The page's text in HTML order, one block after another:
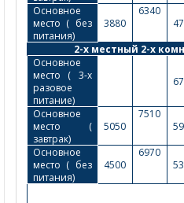
Основное
место ( без
питания)
3880
6340
2-х местный 2-х
Основное
место ( 3-х
разовое
питание)
Основное
место (
завтрак)
5050
7510
Основное
место ( без
питания)
4500
6970